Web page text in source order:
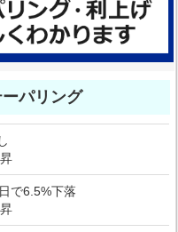
パリング
で6.5%下落